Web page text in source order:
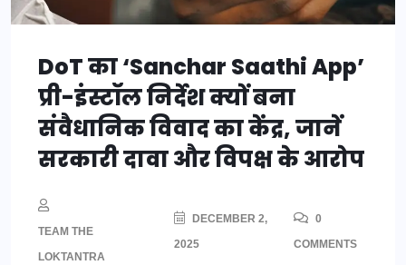
DoT का ‘Sanchar Saathi App’
प्री-इंस्टॉल निर्देश क्यों बना
संवैधानिक विवाद का केंद्र, जानें
सरकारी दावा और विपक्ष के आरोप
TEAM THE
LOKTANTRA
DECEMBER 2,
2025
0
COMMENTS